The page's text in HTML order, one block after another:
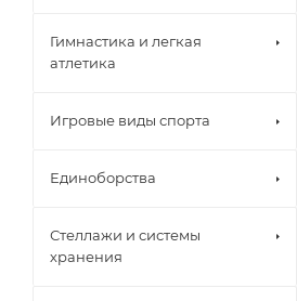
Гимнастика и легкая
атлетика
Игровые виды спорта
Единоборства
Стеллажи и системы
хранения